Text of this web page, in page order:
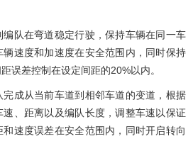
队在弯道稳定行驶，保持车辆在同一车
速度和加速度在安全范围内，同时保持
误差控制在设定间距的20%以内。
成从当前车道到相邻车道的变道，根据
、距离以及编队长度，调整车速以保证
速度误差在安全范围内，同时开启转向